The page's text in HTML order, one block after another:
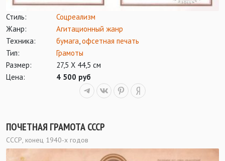
Стиль:
Соцреализм
Жанр:
Агитационный жанр
Техника:
бумага офсетная печать
Тип:
Грамоты
Размер:
27,5 Х 44,5 см
Цена:
4 500 руб
ПОЧЕТНАЯ ГРАМОТА СССР
СССР, конец 1940-х годов